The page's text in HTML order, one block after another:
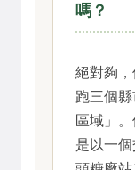
嗎？
絕對夠
跑三個
區域」
是以一